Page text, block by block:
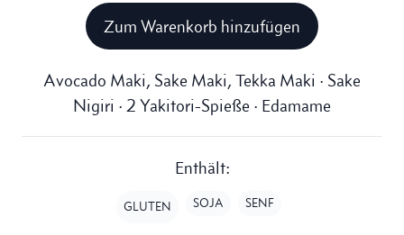
Zum Warenkorb hinzufügen
Avocado Maki, Sake Maki, Tekka Maki · Sake
Nigiri · 2 Yakitori-Spieße · Edamame
Enthält:
GLUTEN SOJA SENF